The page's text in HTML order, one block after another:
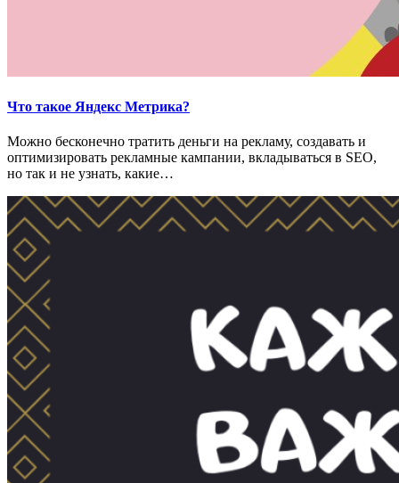
Что такое Яндекс Метрика?
Можно бесконечно тратить деньги на рекламу, создавать и
оптимизировать рекламные кампании, вкладываться в SEO,
но так и не узнать, какие…